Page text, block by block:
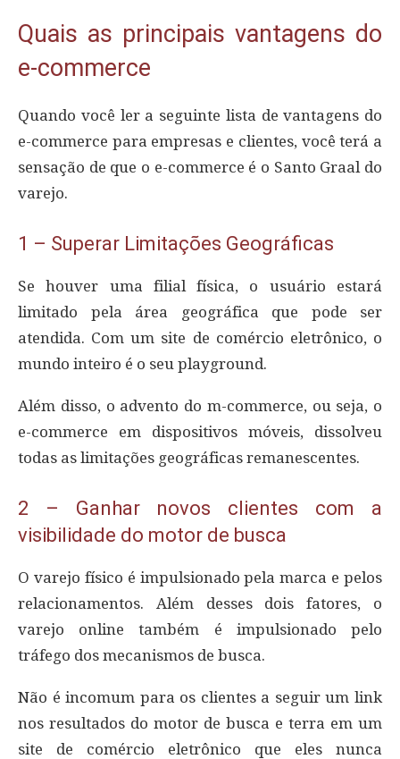
Quais as principais vantagens do
e-commerce
Quando você ler a seguinte lista de vantagens do
e-commerce para empresas e clientes, você terá a
sensação de que o e-commerce é o Santo Graal do
varejo.
1 – Superar Limitações Geográficas
Se houver uma filial física, o usuário estará
limitado pela área geográfica que pode ser
atendida. Com um site de comércio eletrônico, o
mundo inteiro é o seu playground.
Além disso, o advento do m-commerce, ou seja, o
e-commerce em dispositivos móveis, dissolveu
todas as limitações geográficas remanescentes.
2 – Ganhar novos clientes com a
visibilidade do motor de busca
O varejo físico é impulsionado pela marca e pelos
relacionamentos. Além desses dois fatores, o
varejo online também é impulsionado pelo
tráfego dos mecanismos de busca.
Não é incomum para os clientes a seguir um link
nos resultados do motor de busca e terra em um
site de comércio eletrônico que eles nunca